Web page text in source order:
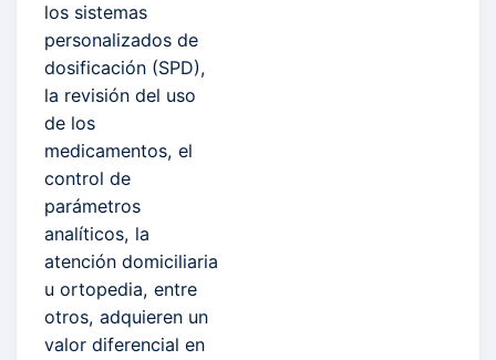
los sistemas
personalizados de
dosificación (SPD),
la revisión del uso
de los
medicamentos, el
control de
parámetros
analíticos, la
atención domiciliaria
u ortopedia, entre
otros, adquieren un
valor diferencial en